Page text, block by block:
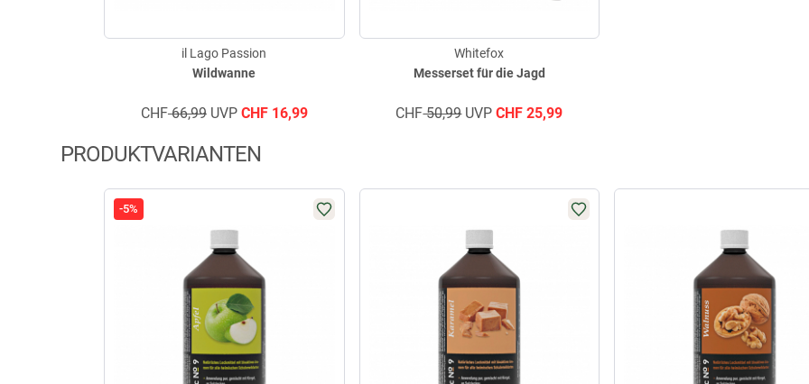
Wildwanne
il Lago Passion
CHF66,99UVP CHF16,99
Messerset für die Jagd
Whitefox
CHF50,99UVP CHF 25,99
PRODUKTVARIANTEN
-5%